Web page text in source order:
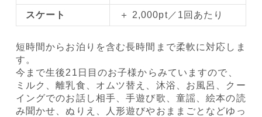
スケート ＋ 2,000pt／1回あたり
短時間からお泊りを含む長時間まで柔軟に対応しま
す。
今まで生後21日目のお子様からみていますので、
ミルク、離乳食、オムツ替え、沐浴、お風呂、クー
イングでのお話し相手、手遊び歌、童謡、絵本の読
み聞かせ、ぬりえ、人形遊びやおままごとなどゆっ